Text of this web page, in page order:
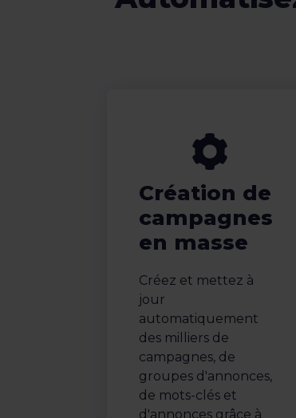
Création de
campagnes
en masse
Créez et mettez à
jour
automatiquement
des milliers de
campagnes, de
groupes d'annonces,
de mots-clés et
d'annonces grâce à